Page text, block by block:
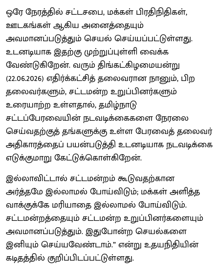
ஒரே நேரத்தில் சட்டசபை, மக்கள் பிரதிநிதிகள்,
ஊடகங்கள் ஆகிய அனைத்தையும்
அவமானப்படுத்தும் செயல் செய்யப்பட்டுள்ளது.
உடனடியாக இதற்கு முற்றுப்புள்ளி வைக்க
வேண்டுகிறேன். வரும் திங்கட்கிழமையன்று
(22.06.2026) எதிர்க்கட்சித் தலைவரான நானும், பிற
தலைவர்களும், சட்டமன்ற உறுப்பினர்களும்
உரையாற்ற உள்ளதால், தமிழ்நாடு
சட்டப்பேரவையின் நடவடிக்கைகளை நேரலை
செய்வதற்குத் தங்களுக்கு உள்ள பேரவைத் தலைவர்
அதிகாரத்தைப் பயன்படுத்தி உடனடியாக நடவடிக்கை
எடுக்குமாறு கேட்டுக்கொள்கிறேன்.
இல்லாவிட்டால் சட்டமன்றம் கூடுவதற்கான
அர்த்தமே இல்லாமல் போய்விடும்; மக்கள் அளித்த
வாக்குக்கே மரியாதை இல்லாமல் போய்விடும்.
சட்டமன்றத்தையும் சட்டமன்ற உறுப்பினர்களையும்
அவமானப்படுத்தும். இதுபோன்ற செயல்களை
இனியும் செய்யவேண்டாம்.” என்று உதயநிதியின்
கடிதத்தில் குறிப்பிடப்பட்டுள்ளது.